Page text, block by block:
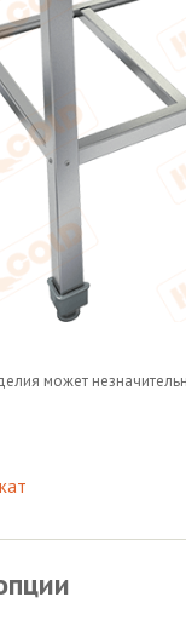
может